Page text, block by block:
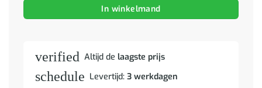
In winkelmand
verified Altijd de laagste prijs
schedule Levertijd: 3 werkdagen